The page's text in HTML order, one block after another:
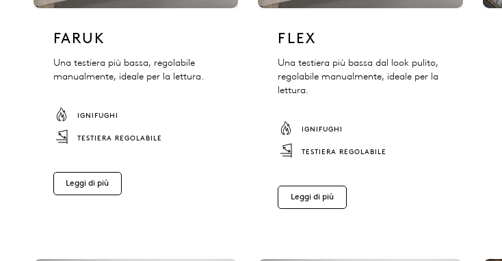
FARUK
Una testiera più bassa, regolabile
manualmente, ideale per la lettura.
IGNIFUGHI
TESTIERA REGOLABILE
Leggi di più
FLEX
Una testiera più bassa dal look pulito,
regolabile manualmente, ideale per la
lettura.
IGNIFUGHI
TESTIERA REGOLABILE
Leggi di più